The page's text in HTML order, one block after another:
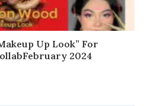
Up Look” For
2024